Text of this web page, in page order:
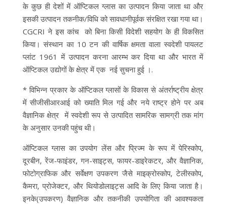
के कुछ ही देशों में ऑप्टिकल ग्लास का उत्पादन किया जाता था और
इसकी उत्पादन तकनीक/विधि को सावधानीपूर्वक संरक्षित रखा गया था।
CGCRI ने इस कांच को बिना किसी विदेशी सहयोग के ही विकसित
किया। संस्थान का 10 टन की वार्षिक क्षमता वाला स्वदेशी पायलट
प्लांट 1961 में उत्पादन करना आरम्भ कर दिया था और भारत में
ऑप्टिकल उद्योगों के क्षेत्र में एक नई सुचना हुई ।.
* विभिन्न प्रकार के ऑप्टिकल ग्लासों के विकास से अंतर्राष्ट्रीय क्षेत्र
में सीजीसीआरआई को ख्याति मिल गई और नये राष्ट्र होने पर अब
वैज्ञानिक क्षेत्र में स्वदेशी रूप से उत्पादित सामरिक सामग्री तक मांग
के अनुसार उनकी पहुंच थी।
ऑप्टिकल ग्लास का उपयोग लेंस और प्रिज्म के रूप में पेरिस्कोप,
दूरबीन, रेंज-फाइंडर, गन-साइट्स, फायर-डाइरेकटर, और वैज्ञानिक,
फोटोग्राफिक और सर्वेक्षण उपकरण जैसे माइक्रोस्कोप, टेलीस्कोप,
कैमरा, प्रोजेक्टर, और थियोडोलाइट्स आदि के लिए किया जाता है।
इनके(उपकरण) वैज्ञानिक और तकनीकी उपयोगिता की आवश्यकता